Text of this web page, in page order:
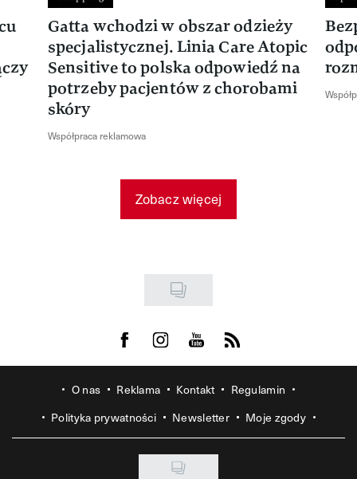
Gatta wchodzi w obszar odzieży
specjalistycznej. Linia Care Atopic
Sensitive to polska odpowiedź na
potrzeby pacjentów z chorobami
skóry
Współpraca reklamowa
Zobacz więcej
Visit us on Facebook
Visit us on Instagram
Visit us on Youtube
Visit us on Rss
O nas Reklama Kontakt
Regulamin
Polityka prywatności
Newsletter Moje zgody